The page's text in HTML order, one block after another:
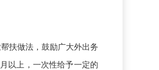
扶做法，鼓励广大外出务
以上，一次性给予一定的